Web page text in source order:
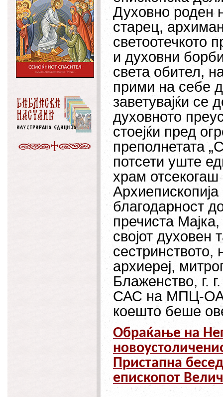
Духовно роден
старец,
светоотечкото
и духовни
света обител,
прими на себе
заветувајќи се
духовното
стоејќи пред
преполнетата
потсети уште
храм
благодарност
пречиста
својот духовен
сестринството,
архиереј,
Блаженство, г.
САС на МПЦ-ОА,
коешто беше
Обраќање на
Пристапна
епископот